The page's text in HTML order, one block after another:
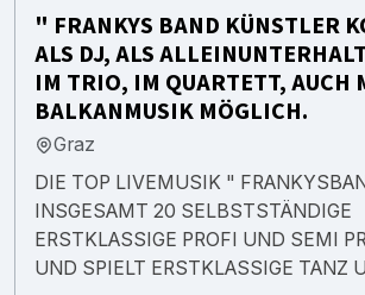
" FRANKYS BAND KÜNSTLER
ALS DJ, ALS
IM TRIO, IM QUARTETT, AUCH
BALKANMUSIK MÖGLICH.
Graz
DIE TOP LIVEMUSIK "
INSGESAMT 20 SELBSTSTÄNDIGE
ERSTKLASSIGE PROFI UND SEMI
UND SPIELT ERSTKLASSIGE TANZ